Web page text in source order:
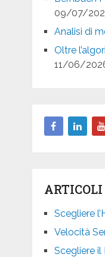
09/07/
Analisi di
Oltre
11/06/
ARTICOLI
Scegliere
Velocità
Scegliere il